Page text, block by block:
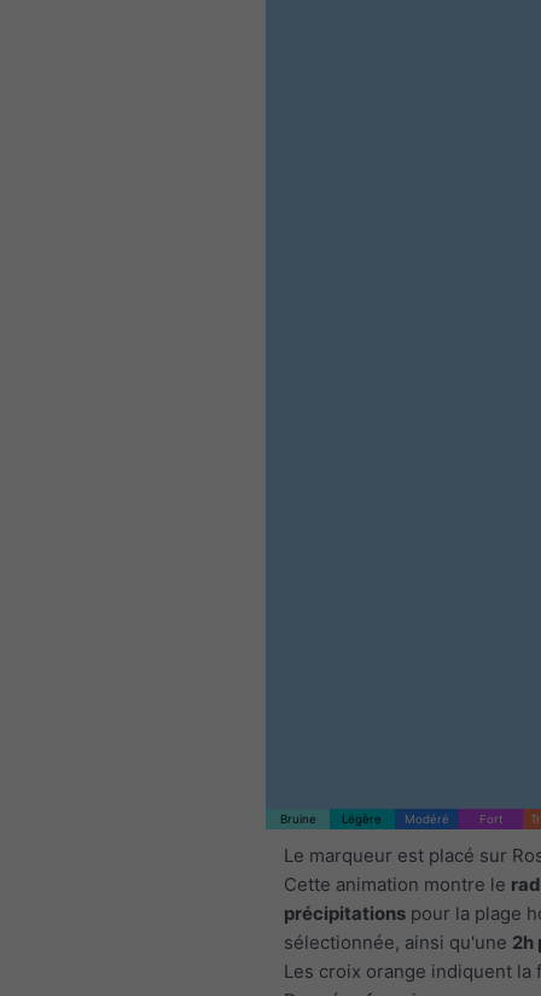
Bruine Légère Modéré Fort
Le marqueur est placé sur
Cette animation montre le
précipitations pour la plage
sélectionnée, ainsi qu'une 2h
Les croix orange indiquent la